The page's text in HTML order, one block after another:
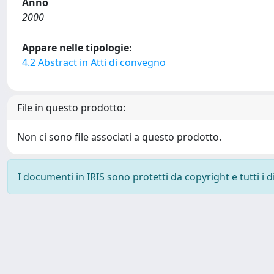
2000
Appare nelle tipologie:
4.2 Abstract in Atti di convegno
File in questo prodotto:
Non ci sono file associati a questo prodotto.
I documenti in IRIS sono protetti da copyright e tutti i